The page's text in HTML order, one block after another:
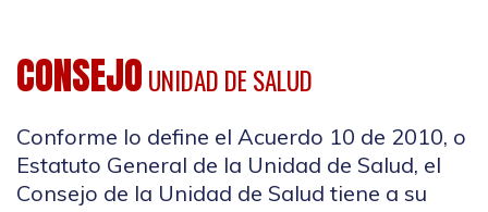
CONSEJO UNIDAD DE SALUD
Conforme lo define el Acuerdo 10 de 2010, o
Estatuto General de la Unidad de Salud, el
Consejo de la Unidad de Salud tiene a su